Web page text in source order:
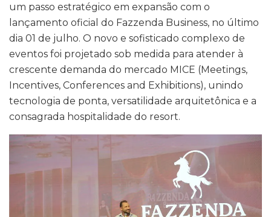
um passo estratégico em expansão com o
lançamento oficial do Fazzenda Business, no último
dia 01 de julho. O novo e sofisticado complexo de
eventos foi projetado sob medida para atender à
crescente demanda do mercado MICE (Meetings,
Incentives, Conferences and Exhibitions), unindo
tecnologia de ponta, versatilidade arquitetônica e a
consagrada hospitalidade do resort.